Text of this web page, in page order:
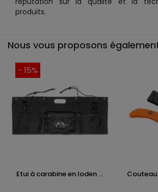
produits.
Nous vous proposons
- 15%
Etui à carabine en loden ...